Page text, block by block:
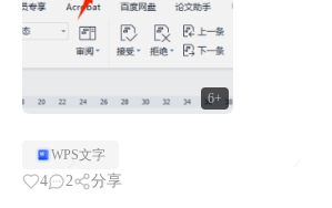
6+
WPS文字
4 2 分享